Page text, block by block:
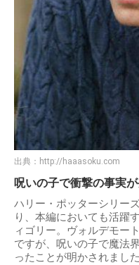
出典： http://haaasoku.com
呪いの子で衝撃の事実
ハリー・ポッターシリー
り、本編においても活躍
ィゴリー。ヴォルデモー
ですが、呪いの子で魔法
ったことが明かされました